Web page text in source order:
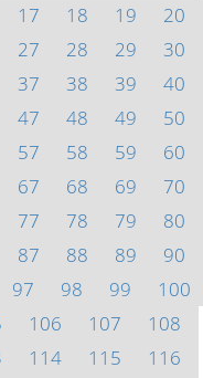
17 18 19
20
27 28 29
30
37 38 39
40
47 48 49
50
57 58 59
60
67 68 69
70
77 78 79
80
87 88 89
90
97 98 99
100
106 107
108
114 115
116